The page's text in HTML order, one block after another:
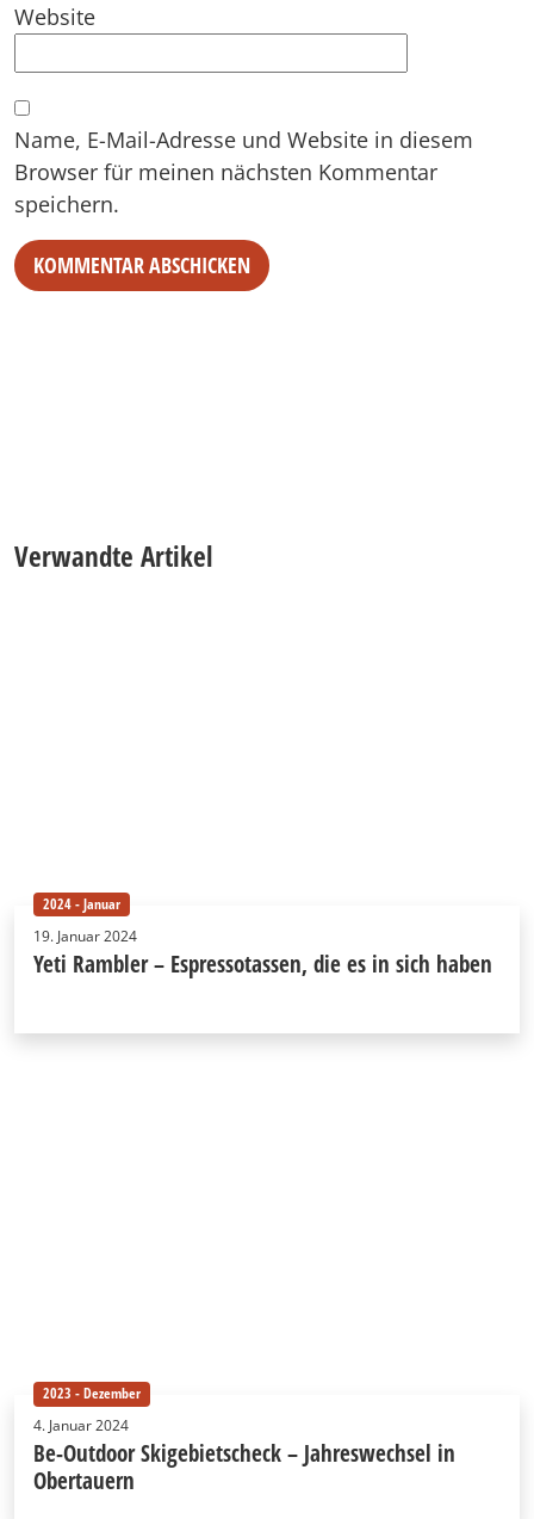
Website
Name, E-Mail-Adresse und Website in diesem
Browser für meinen nächsten Kommentar
speichern.
Verwandte Artikel
2024 - Januar
19. Januar 2024
Yeti Rambler – Espressotassen, die es in sich haben
2023 - Dezember
4. Januar 2024
Be-Outdoor Skigebietscheck – Jahreswechsel in
Obertauern